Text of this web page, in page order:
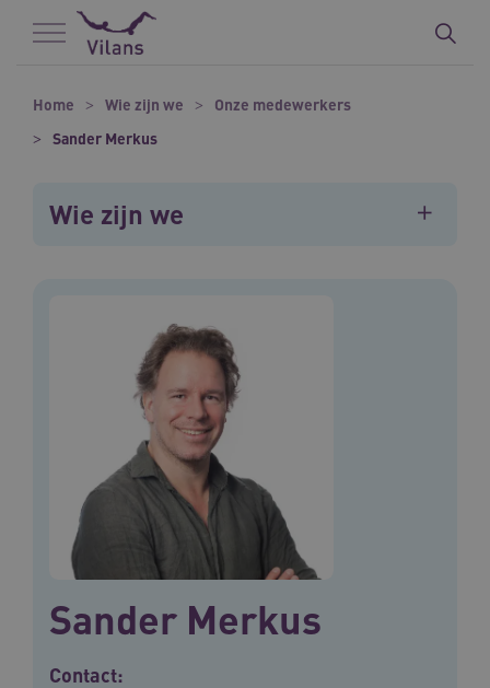
Naar hoofdinhoud
Naar footer
Home Wie zijn we
Onze medewerkers
Sander Merkus
Wie zijn we
Sander Merkus
Contact: